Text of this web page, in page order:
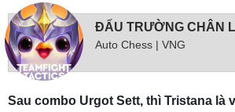
ĐẤU TRƯỜNG CHÂN
Auto Chess | VNG
Sau combo Urgot Sett, thì Tristana là